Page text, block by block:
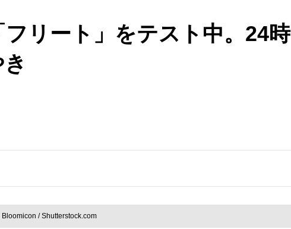
リート」をテスト中。24時
/ Shutterstock.com